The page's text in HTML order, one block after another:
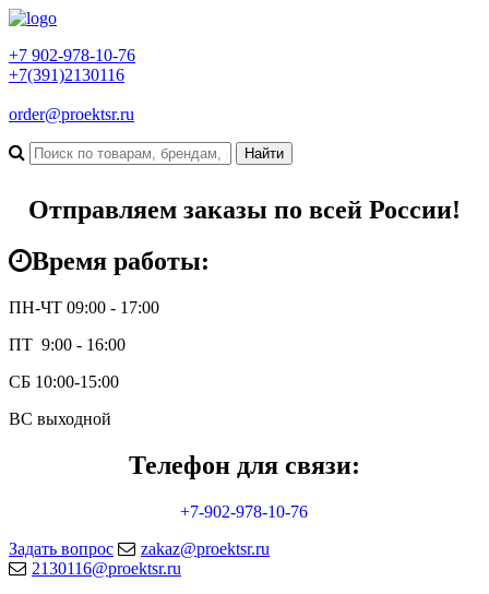
+7 902-978-10-76
+7(391)2130116
order@proektsr.ru
Отправляем заказы по всей России!
Время работы:
ПН-ЧТ 09:00 - 17:00
ПТ 9:00 - 16:00
СБ 10:00-15:00
ВС выходной
Телефон для связи:
+7-902-978-10-76
Задать вопрос
zakaz@proektsr.ru
2130116@proektsr.ru